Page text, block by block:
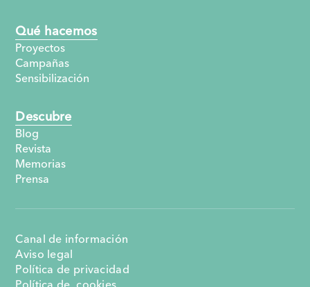
Qué hacemos
Proyectos
Campañas
Sensibilización
Descubre
Blog
Revista
Memorias
Prensa
Canal de información
Aviso legal
Política de privacidad
Política de cookies